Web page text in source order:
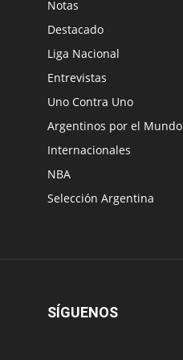
Notas
Destacado
Liga Nacional
Entrevistas
Uno Contra Uno
Argentinos por el Mundo
Internacionales
NBA
Selección Argentina
SÍGUENOS